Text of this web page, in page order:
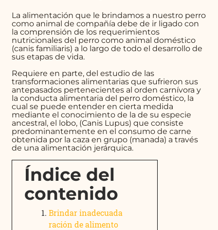
La alimentación que le brindamos a nuestro perro
como animal de compañía debe de ir ligado con
la comprensión de los requerimientos
nutricionales del perro como animal doméstico
(canis familiaris) a lo largo de todo el desarrollo de
sus etapas de vida.
Requiere en parte, del estudio de las
transformaciones alimentarias que sufrieron sus
antepasados pertenecientes al orden carnívora y
la conducta alimentaria del perro doméstico, la
cual se puede entender en cierta medida
mediante el conocimiento de la de su especie
ancestral, el lobo, (Canis Lupus) que consiste
predominantemente en el consumo de carne
obtenida por la caza en grupo (manada) a través
de una alimentación jerárquica.
Índice del
contenido
Brindar inadecuada
ración de alimento